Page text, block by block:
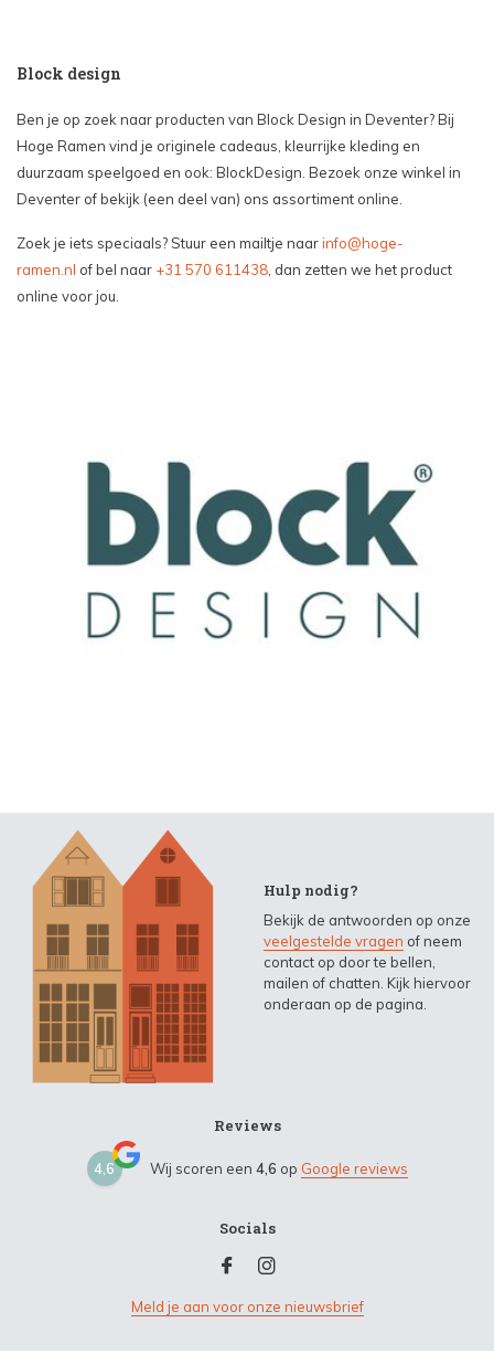
Block design
Ben je op zoek naar producten van Block Design in Deventer? Bij
Hoge Ramen vind je originele cadeaus, kleurrijke kleding en
duurzaam speelgoed en ook: BlockDesign. Bezoek onze winkel in
Deventer of bekijk (een deel van) ons assortiment online.
Zoek je iets speciaals? Stuur een mailtje naarinfo@hoge-
ramen.nl of bel naar +31 570 611438 , dan zetten we het product
online voor jou.
Hulp nodig?
Bekijk de antwoorden op onze
veelgestelde vragen of neem
contact op door te bellen,
mailen of chatten. Kijk hiervoor
onderaan op de pagina.
Reviews
4,6 Wij scoren een 4,6 op Google reviews
Socials
Meld je aan voor onze nieuwsbrief